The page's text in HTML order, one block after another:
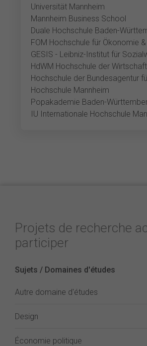
Universität Mannheim
Mannheim Business School
Hochschule der Bundesagentur
Hochschule Mannheim
Popakademie Baden-
IU Internationale Hochschule
Projets de recherche
participer
Sujets / Domaines d'études
Autre domaine d'études
Design
Économie politique